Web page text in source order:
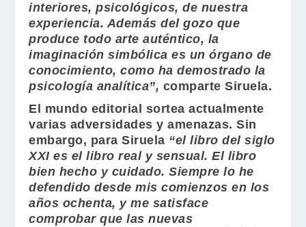
interiores, psicológicos, de nuestra
experiencia. Además del gozo que
produce todo arte auténtico, la
imaginación simbólica es un órgano de
conocimiento, como ha demostrado la
psicología analítica”, comparteSiruela.
El mundo editorial sortea actualmente
varias adversidades y amenazas. Sin
embargo, paraSiruela “el libro del siglo
XXI es el libro real y sensual. El libro
bien hecho y cuidado. Siempre lo he
defendido desde mis comienzos en los
años ochenta, y me satisface
comprobar que las nuevas